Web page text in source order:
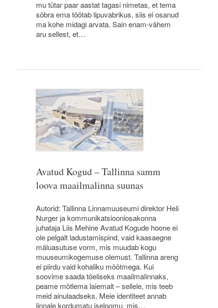
mu tütar paar aastat tagasi nimetas, et tema
sõbra ema töötab lipuvabrikus, siis ei osanud
ma kohe midagi arvata. Sain enam-vähem
aru sellest, et…
Avatud Kogud – Tallinna samm
loova maailmalinna suunas
Autorid: Tallinna Linnamuuseumi direktor Heli
Nurger ja kommunikatsiooniosakonna
juhataja Liis Mehine Avatud Kogude hoone ei
ole pelgalt ladustamispind, vaid kaasaegne
mäluasutuse vorm, mis muudab kogu
muuseumikogemuse olemust. Tallinna areng
ei piirdu vaid kohaliku mõõtmega. Kui
soovime saada tõeliseks maailmalinnaks,
peame mõtlema laiemalt – sellele, mis teeb
meid ainulaadseks. Meie identiteet annab
linnale kordumatu iseloomu, mis…